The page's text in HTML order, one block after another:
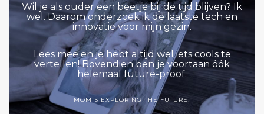
Wil je als ouder een beetje bij de tijd blijven? Ik
wel. Daarom onderzoek ik de laatste tech en
innovatie voor mijn gezin.
Lees mee en je hebt altijd wel iets cools te
vertellen! Bovendien ben je voortaan óók
helemaal future-proof.
MOM'S EXPLORING THE FUTURE!